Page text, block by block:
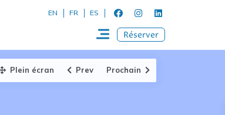
EN FR ES
Réserver
Plein écran Prev Prochain